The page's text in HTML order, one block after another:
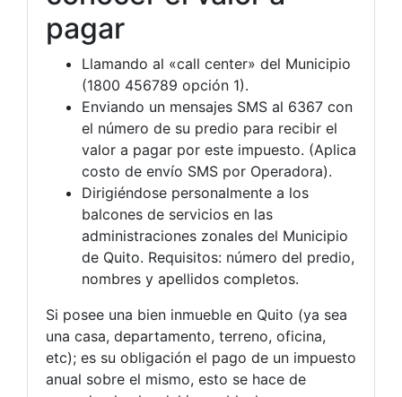
pagar
Llamando al «call center» del Municipio
(1800 456789 opción 1).
Enviando un mensajes SMS al 6367 con
el número de su predio para recibir el
valor a pagar por este impuesto. (Aplica
costo de envío SMS por Operadora).
Dirigiéndose personalmente a los
balcones de servicios en las
administraciones zonales del Municipio
de Quito. Requisitos: número del predio,
nombres y apellidos completos.
Si posee una bien inmueble en Quito (ya sea
una casa, departamento, terreno, oficina,
etc); es su obligación el pago de un impuesto
anual sobre el mismo, esto se hace de